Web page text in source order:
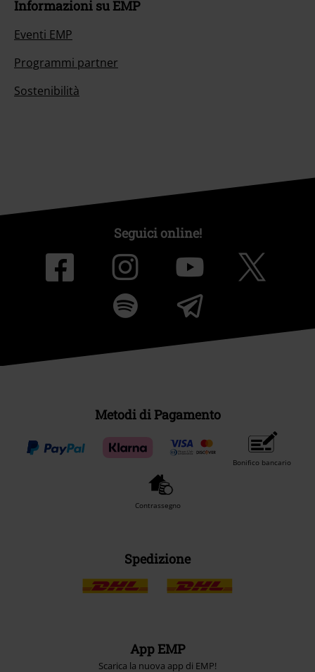
Informazioni su EMP
Eventi EMP
Programmi partner
Sostenibilità
Seguici online!
Metodi di Pagamento
Bonifico bancario
Contrassegno
Spedizione
App EMP
Scarica la nuova app di EMP!